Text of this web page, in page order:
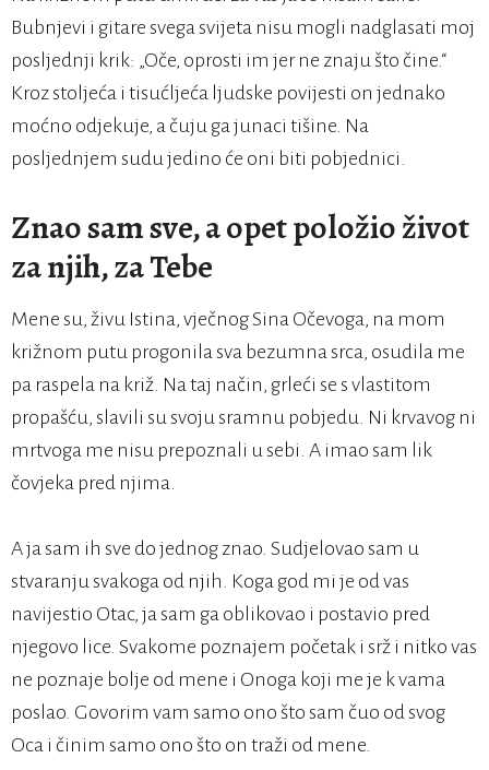
Bubnjevi i gitare svega svijeta nisu mogli nadglasati moj
posljednji krik: „Oče, oprosti im jer ne znaju što čine.“
Kroz stoljeća i tisućljeća ljudske povijesti on jednako
moćno odjekuje, a čuju ga junaci tišine. Na
posljednjem sudu jedino će oni biti pobjednici.
Znao sam sve, a opet položio život
za njih, za Tebe
Mene su, živu Istina, vječnog Sina Očevoga, na mom
križnom putu progonila sva bezumna srca, osudila me
pa raspela na križ. Na taj način, grleći se s vlastitom
propašću, slavili su svoju sramnu pobjedu. Ni krvavog ni
mrtvoga me nisu prepoznali u sebi. A imao sam lik
čovjeka pred njima.
A ja sam ih sve do jednog znao. Sudjelovao sam u
stvaranju svakoga od njih. Koga god mi je od vas
navijestio Otac, ja sam ga oblikovao i postavio pred
njegovo lice. Svakome poznajem početak i srž i nitko vas
ne poznaje bolje od mene i Onoga koji me je k vama
poslao. Govorim vam samo ono što sam čuo od svog
Oca i činim samo ono što on traži od mene.